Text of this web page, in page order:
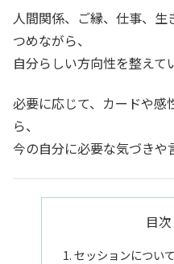
人間関係、ご縁、仕事、
つめながら、
自分らしい方向性を整えて
必要に応じて、カードや感
ら、
今の自分に必要な気づきや
目次
セッションについて